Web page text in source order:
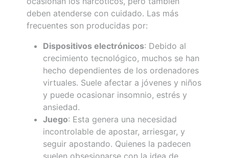
deben atenderse con cuidado. Las más
frecuentes son producidas por:
Dispositivos electrónicos: Debido al
crecimiento tecnológico, muchos se han
hecho dependientes de los ordenadores
virtuales. Suele afectar a jóvenes y niños
y puede ocasionar insomnio, estrés y
ansiedad.
Juego: Esta genera una necesidad
incontrolable de apostar, arriesgar, y
seguir apostando. Quienes la padecen
suelen obsesionarse con la idea de